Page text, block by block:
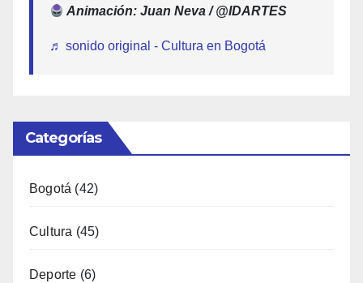
Animación: Juan Neva / @IDARTES
♬ sonido original - Cultura en Bogotá
Categorías
Bogotá (42)
Cultura (45)
Deporte (6)